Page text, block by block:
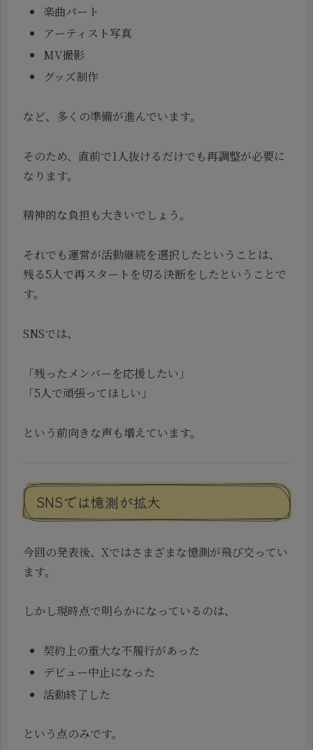
楽曲パート
アーティスト写真
MV撮影
グッズ制作
など、多くの準備が進んでいます。
そのため、直前で1人抜けるだけでも再調整が必要に
なります。
精神的な負担も大きいでしょう。
それでも運営が活動継続を選択したということは、
残る5人で再スタートを切る決断をしたということで
す。
SNSでは、
「残ったメンバーを応援したい」
「5人で頑張ってほしい」
という前向きな声も増えています。
SNSでは憶測が拡大
今回の発表後、Xではさまざまな憶測が飛び交ってい
ます。
しかし現時点で明らかになっているのは、
契約上の重大な不履行があった
デビュー中止になった
活動終了した
という点のみです。